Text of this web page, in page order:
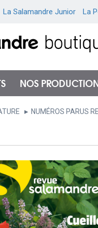
La Salamandre Junior La
NOS
NUMÉROS PARUS